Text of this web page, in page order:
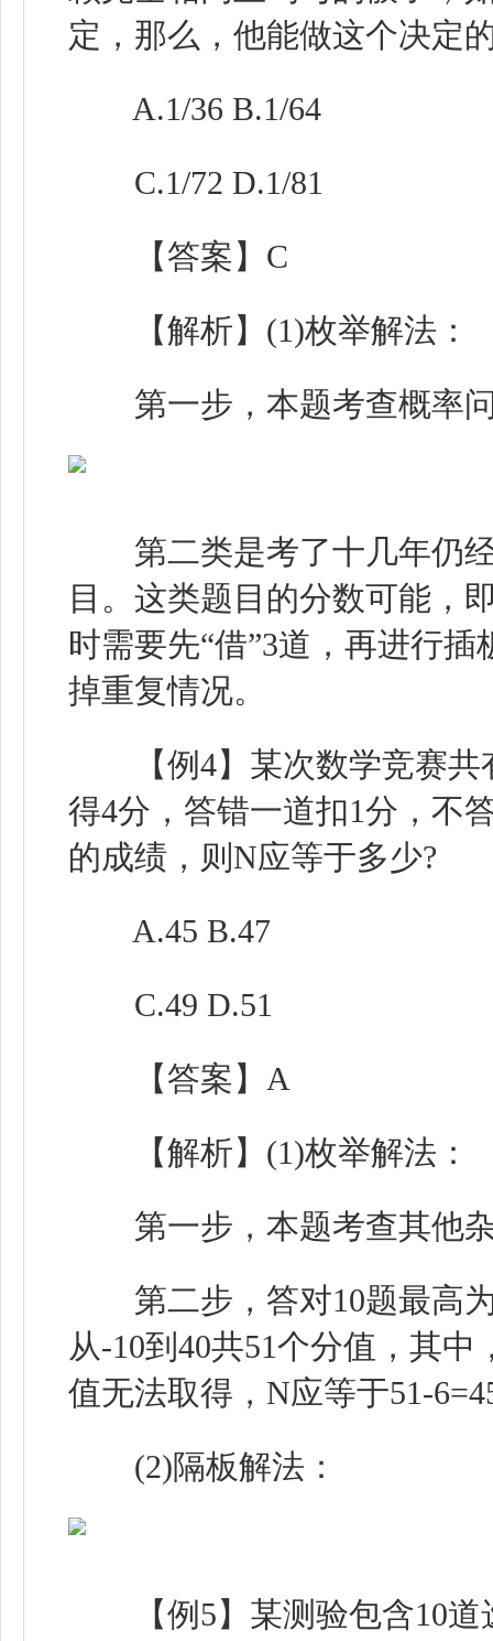
定，那么，他能做这个决定
A.1/36 B.1/64
C.1/72 D.1/81
【答案】C
【解析】(1)枚举解法：
第一步，本题考查概率问
第二类是考了十几年仍经
目。这类题目的分数可能，
时需要先“借”3道，再进行
掉重复情况。
【例4】某次数学竞赛共
得4分，答错一道扣1分，不
的成绩，则N应等于多少?
A.45 B.47
C.49 D.51
【答案】A
【解析】(1)枚举解法：
第一步，本题考查其他
第二步，答对10题最高为
从-10到40共51个分值，其中
值无法取得，N应等于51-
(2)隔板解法：
【例5】某测验包含10道